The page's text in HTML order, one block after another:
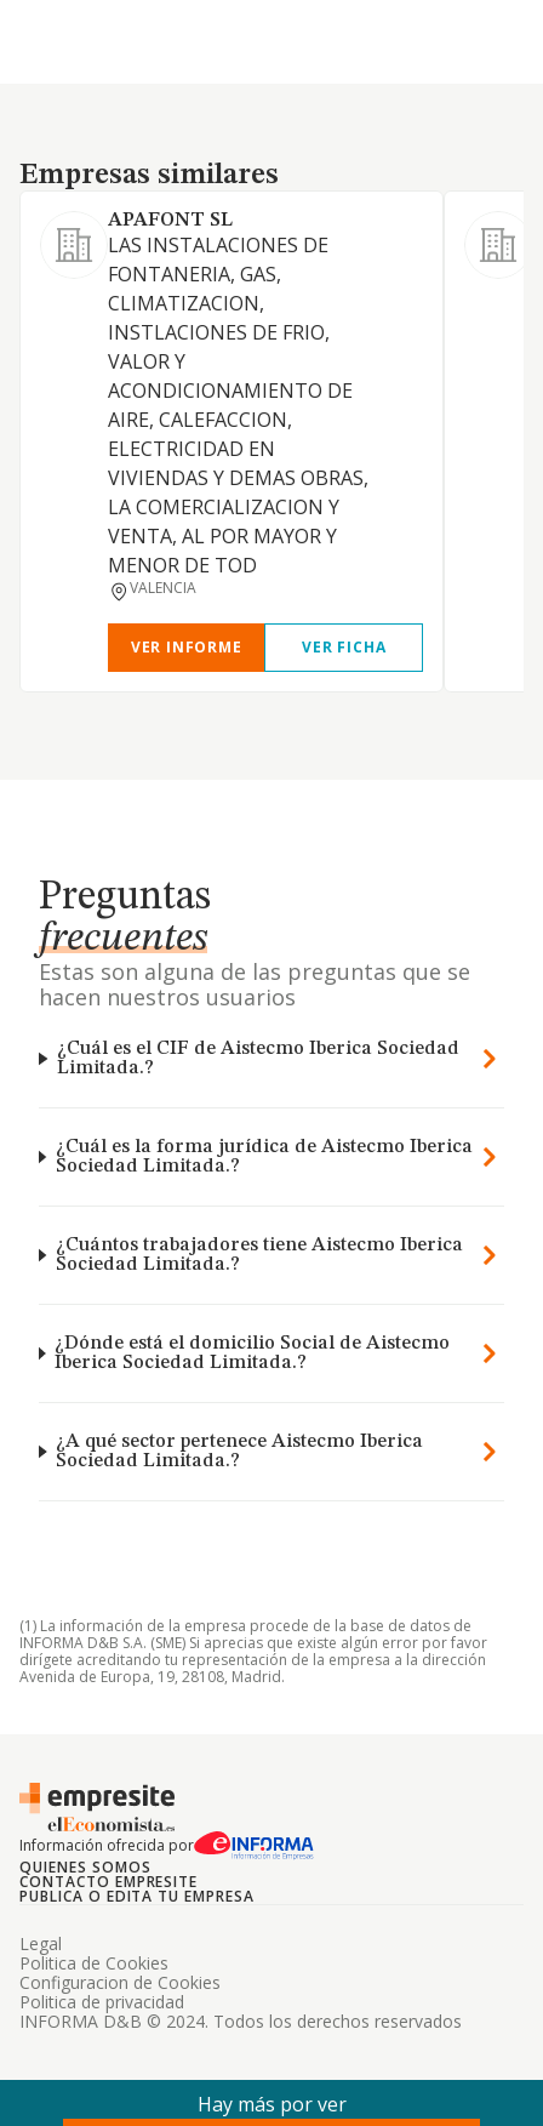
Empresas similares
Empresas similares
APAFONT SL
LAS INSTALACIONES DE
FONTANERIA, GAS,
CLIMATIZACION,
INSTLACIONES DE FRIO,
VALOR Y
ACONDICIONAMIENTO DE
AIRE, CALEFACCION,
ELECTRICIDAD EN
VIVIENDAS Y DEMAS OBRAS,
LA COMERCIALIZACION Y
VENTA, AL POR MAYOR Y
MENOR DE TOD
VALENCIA
VER INFORME VER FICHA
Preguntas
frecuentes
Estas son alguna de las preguntas que se
hacen nuestros usuarios
¿Cuál es el CIF de Aistecmo Iberica Sociedad
Limitada.?
¿Cuál es la forma jurídica de Aistecmo Iberica
Sociedad Limitada.?
¿Cuántos trabajadores tiene Aistecmo Iberica
Sociedad Limitada.?
¿Dónde está el domicilio Social de Aistecmo
Iberica Sociedad Limitada.?
¿A qué sector pertenece Aistecmo Iberica
Sociedad Limitada.?
(1) La información de la empresa procede de la base de datos de
INFORMA D&B S.A. (SME) Si aprecias que existe algún error por favor
dirígete acreditando tu representación de la empresa a la dirección
Avenida de Europa, 19, 28108, Madrid.
Información ofrecida por
QUIENES SOMOS
CONTACTO EMPRESITE
PUBLICA O EDITA TU EMPRESA
INFORMA D&B © 2024. Todos los derechos reservados
Legal
Politica de Cookies
Configuracion de Cookies
Politica de privacidad
Hay más por ver